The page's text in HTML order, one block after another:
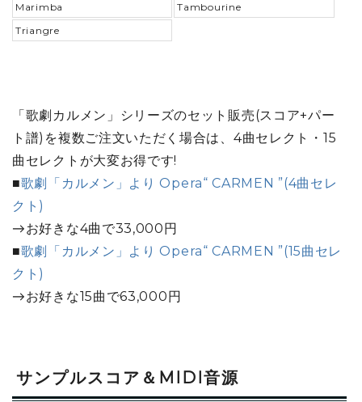
Marimba
Tambourine
Triangre
「歌劇カルメン」シリーズのセット販売(スコア+パー
ト譜)を複数ご注文いただく場合は、4曲セレクト・15
曲セレクトが大変お得です!
■歌劇「カルメン」より Opera“ CARMEN ”(4曲セレ
クト)
→お好きな4曲で33,000円
■歌劇「カルメン」より Opera“ CARMEN ”(15曲セレ
クト)
→お好きな15曲で63,000円
サンプルスコア＆MIDI音源